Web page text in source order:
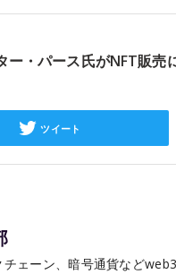
ー・パース氏がNFT販売
ツイート
ェーン、暗号通貨など